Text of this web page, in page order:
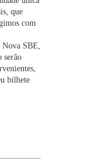
que
com
SBE,
serão
bilhete